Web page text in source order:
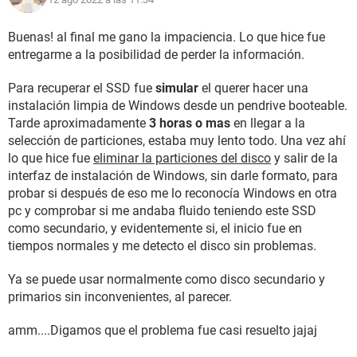
detecto.
-Tercero, Fue dejar que cargara lo que fuera que cargaba con
otra SSD en buen estado que tenia windows 10y la
conflicto como secundaria (la deje un 1 día completo). En el
proceso llegue a ver que entro en reparación de Disk. Al día
siguiente la PC estaba con mi cuenta de usuario de
Windows esperando mi contraseña, al ingresar la
contraseña tardo como 10min para mostrarme elEscritorio
y cuando quise entrar aEquipose quedo cargando como 30
min hasta que se me colgó todo y tuve que reiniciar, y otra
ves iba a tener que esperarr......
-Cuarto, Poner la SSD en conflicto en el equipo en el que
estaba y ejecutarla como unidad principal. al cabo de varias
horas con el logo de Windows me salió este error: Error
Code 0xc00000e9.
Datos importantes:
Buenas! al final me gano la impaciencia. Lo que hice fue
entregarme a la posibilidad de perder la información.
Para recuperar el SSD fue simular el querer hacer una
instalación limpia de Windows desde un pendrive booteable.
Tarde aproximadamente 3 horas o mas en llegar a la
selección de particiones, estaba muy lento todo. Una vez ahí
lo que hice fue eliminar la particiones del disco y salir de la
interfaz de instalación de Windows, sin darle formato, para
probar si después de eso me lo reconocía Windows en otra
pc y comprobar si me andaba fluido teniendo este SSD
como secundario, y evidentemente si, el inicio fue en
tiempos normales y me detecto el disco sin problemas.
Ya se puede usar normalmente como disco secundario y
primarios sin inconvenientes, al parecer.
amm....Digamos que el problema fue casi resuelto jajaj